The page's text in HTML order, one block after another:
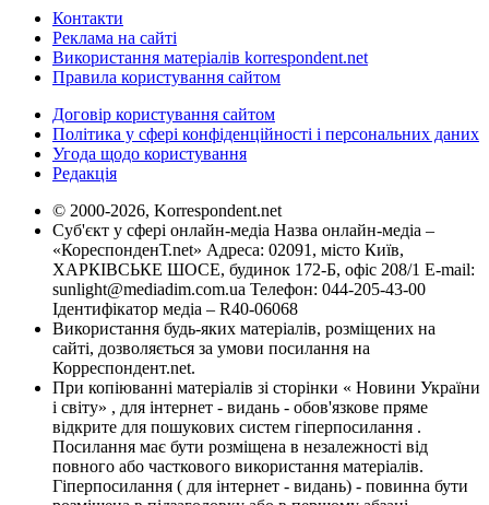
Контакти
Реклама на сайті
Використання матеріалів korrespondent.net
Правила користування сайтом
Договір користування сайтом
Політика у сфері конфіденційності і персональних даних
Угода щодо користування
Редакція
© 2000-2026, Korrespondent.net
Суб'єкт у сфері онлайн-медіа Назва онлайн-медіа –
«КореспонденТ.net» Адреса: 02091, місто Київ,
ХАРКІВСЬКЕ ШОСЕ, будинок 172-Б, офіс 208/1 E-mail:
sunlight@mediadim.com.ua Телефон: 044-205-43-00
Ідентифікатор медіа – R40-06068
Використання будь-яких матеріалів, розміщених на
сайті, дозволяється за умови посилання на
Корреспондент.net.
При копіюванні матеріалів зі сторінки « Новини України
і світу» , для інтернет - видань - обов'язкове пряме
відкрите для пошукових систем гіперпосилання .
Посилання має бути розміщена в незалежності від
повного або часткового використання матеріалів.
Гіперпосилання ( для інтернет - видань) - повинна бути